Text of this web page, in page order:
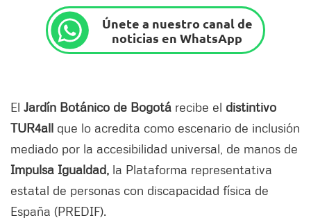
Únete a nuestro canal de
noticias en WhatsApp
El Jardín Botánico de Bogotá recibe el distintivo
TUR4all que lo acredita como escenario de inclusión
mediado por la accesibilidad universal, de manos de
Impulsa Igualdad, la Plataforma representativa
estatal de personas con discapacidad física de
España (PREDIF).